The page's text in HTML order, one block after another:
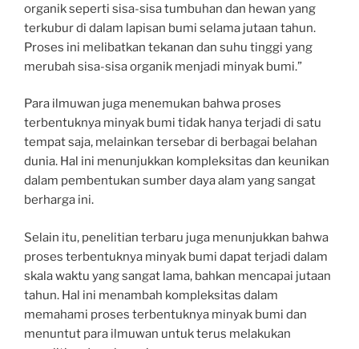
organik seperti sisa-sisa tumbuhan dan hewan yang
terkubur di dalam lapisan bumi selama jutaan tahun.
Proses ini melibatkan tekanan dan suhu tinggi yang
merubah sisa-sisa organik menjadi minyak bumi.”
Para ilmuwan juga menemukan bahwa proses
terbentuknya minyak bumi tidak hanya terjadi di satu
tempat saja, melainkan tersebar di berbagai belahan
dunia. Hal ini menunjukkan kompleksitas dan keunikan
dalam pembentukan sumber daya alam yang sangat
berharga ini.
Selain itu, penelitian terbaru juga menunjukkan bahwa
proses terbentuknya minyak bumi dapat terjadi dalam
skala waktu yang sangat lama, bahkan mencapai jutaan
tahun. Hal ini menambah kompleksitas dalam
memahami proses terbentuknya minyak bumi dan
menuntut para ilmuwan untuk terus melakukan